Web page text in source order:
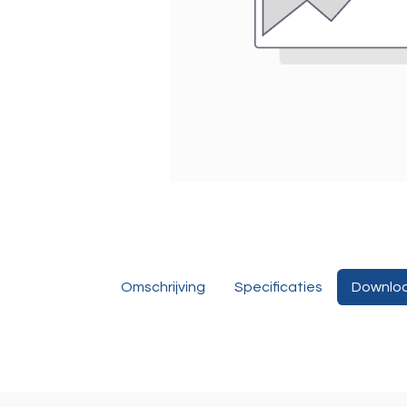
Omschrijving Specificaties